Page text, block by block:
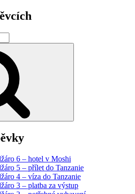
6 – hotel v Moshi
5 – přílet do Tanzanie
4 – víza do Tanzanie
3 – platba za výstup